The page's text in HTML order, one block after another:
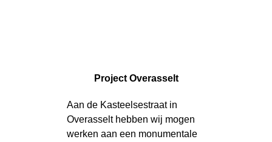
Project Overasselt
Aan de Kasteelsestraat in
Overasselt hebben wij mogen
werken aan een monumentale